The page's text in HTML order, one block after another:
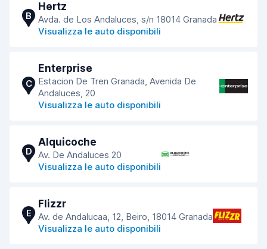
B
Hertz
Avda. de Los Andaluces, s/n 18014 Granada
Visualizza le auto disponibili
C
Enterprise
Estacion De Tren Granada, Avenida De
Andaluces, 20
Visualizza le auto disponibili
D
Alquicoche
Av. De Andaluces 20
Visualizza le auto disponibili
E
Flizzr
Av. de Andalucaa, 12, Beiro, 18014 Granada
Visualizza le auto disponibili